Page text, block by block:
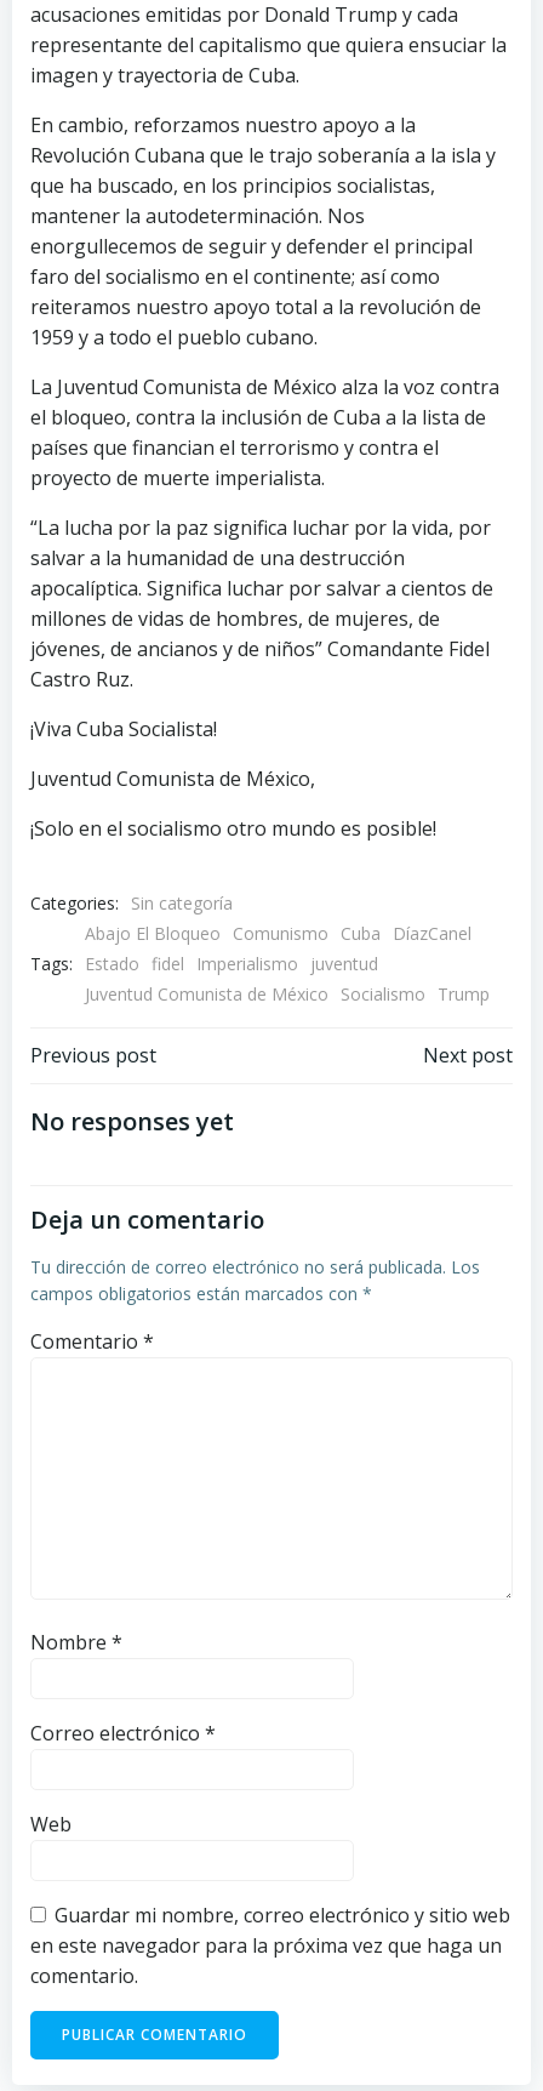
acusaciones emitidas por Donald Trump y cada
representante del capitalismo que quiera ensuciar la
imagen y trayectoria de Cuba.
En cambio, reforzamos nuestro apoyo a la
Revolución Cubana que le trajo soberanía a la isla y
que ha buscado, en los principios socialistas,
mantener la autodeterminación. Nos
enorgullecemos de seguir y defender el principal
faro del socialismo en el continente; así como
reiteramos nuestro apoyo total a la revolución de
1959 y a todo el pueblo cubano.
La Juventud Comunista de México alza la voz contra
el bloqueo, contra la inclusión de Cuba a la lista de
países que financian el terrorismo y contra el
proyecto de muerte imperialista.
“La lucha por la paz significa luchar por la vida, por
salvar a la humanidad de una destrucción
apocalíptica. Significa luchar por salvar a cientos de
millones de vidas de hombres, de mujeres, de
jóvenes, de ancianos y de niños” Comandante Fidel
Castro Ruz.
¡Viva Cuba Socialista!
Juventud Comunista de México,
¡Solo en el socialismo otro mundo es posible!
Categories: Sin categoría
Tags:
Abajo El Bloqueo Comunismo Cuba
DíazCanel
Estado fidel Imperialismo
juventud
Juventud Comunista de México
Socialismo Trump
Navegación
de
Previous post
Navegación
Next post
No responses yet
Deja un comentario
Tu dirección de correo electrónico no será publicada. Los
campos obligatorios están marcados con *
Comentario *
Nombre *
Correo electrónico *
Web
Guardar mi nombre, correo electrónico y sitio web
en este navegador para la próxima vez que haga un
comentario.